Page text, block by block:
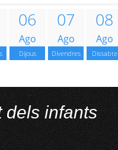
06
Ago
Dijous
07
Ago
Divendres
08
Ago
Dissabte
dels infants